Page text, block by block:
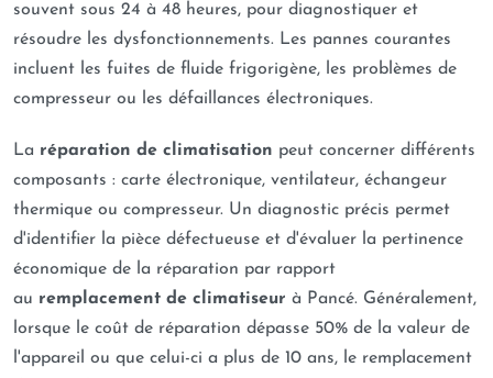
souvent sous 24 à 48 heures, pour diagnostiquer et
résoudre les dysfonctionnements. Les pannes courantes
incluent les fuites de fluide frigorigène, les problèmes de
compresseur ou les défaillances électroniques.
La réparation de climatisation peut concerner différents
composants : carte électronique, ventilateur, échangeur
thermique ou compresseur. Un diagnostic précis permet
d'identifier la pièce défectueuse et d'évaluer la pertinence
économique de la réparation par rapport
au remplacement de climatiseur à Pancé. Généralement,
lorsque le coût de réparation dépasse 50% de la valeur de
l'appareil ou que celui-ci a plus de 10 ans, le remplacement